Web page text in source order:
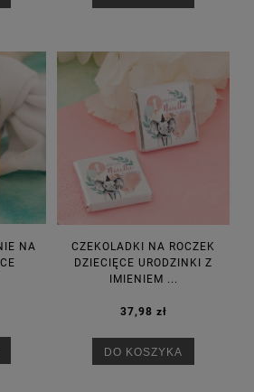
NA
CZEKOLADKI NA ROCZEK
DZIECIĘCE URODZINKI Z
IMIENIEM ...
37,98 zł
DO KOSZYKA